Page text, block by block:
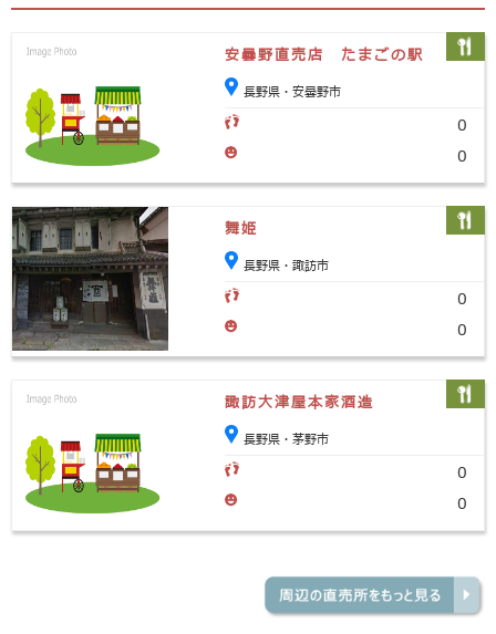
安曇野直売店 たまごの駅
長野県・安曇野市
0
0
舞姫
長野県・諏訪市
0
0
諏訪大津屋本家酒造
長野県・茅野市
0
0